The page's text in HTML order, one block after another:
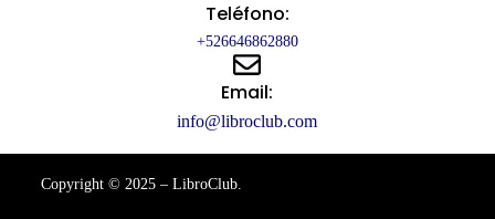
Teléfono:
+526646862880
Email:
info@libroclub.com
Copyright © 2025 – LibroClub.